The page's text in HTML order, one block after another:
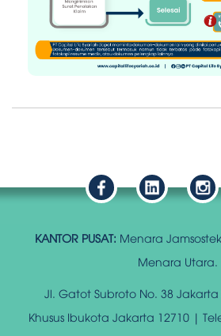
KANTOR PUSAT: Menara
Menara Utara.
Jl. Gatot Subroto No. 38
Khusus Ibukota Jakarta 12710 |